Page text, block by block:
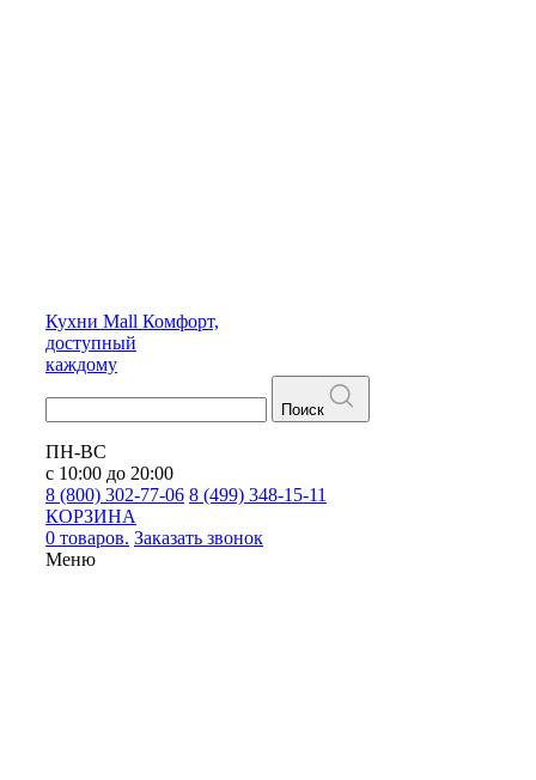
Кухни Mall Комфорт,
доступный
каждому
Поиск
ПН-ВС
с 10:00 до 20:00
8 (800) 302-77-06 8 (499) 348-15-11
КОРЗИНА
0 товаров. Заказать звонок
Меню